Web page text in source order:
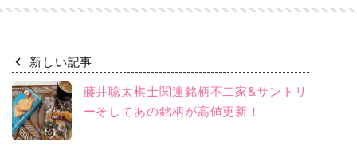
新しい記事
藤井聡太棋士関連銘柄不二家&サントリ
ーそしてあの銘柄が高値更新！